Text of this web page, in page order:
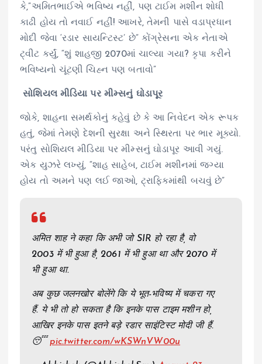
કે,”અમિતભાઈએ ભવિષ્ય નહીં, પણ ટાઈમ મશીન શોધી
કાઢી હોય તો નવાઈ નહીં! આખરે, તેમની પાસે વડાપ્રધાન
મોદી જેવા ‘રડાર સાયન્ટિસ્ટ’ છે” કોંગ્રેસના એક નેતાએ
ટ્વીટ કર્યું, “શું શાહજી 2070માં ચાલ્યા ગયા? કૃપા કરીને
ભવિષ્યનો ચૂંટણી ચિહ્ન પણ બતાવો”
સોશિયલ મીડિયા પર મીમ્સનું ઘોડાપૂર
જોકે, શાહના સમર્થકોનું કહેવું છે કે આ નિવેદન એક રૂપક
હતું, જેમાં તેમણે દેશની સુરક્ષા અને સ્થિરતા પર ભાર મૂક્યો.
પરંતુ સોશિયલ મીડિયા પર મીમ્સનું ઘોડાપૂર આવી ગયું.
એક યુઝરે લખ્યું, “શાહ સાહેબ, ટાઈમ મશીનમાં જગ્યા
હોય તો અમને પણ લઈ જાઓ, ટ્રાફિકમાંથી બચવું છે”
अमित शाह ने कहा कि अभी जो SIR हो रहा है, वो
2003 में भी हुआ है, 2061 में भी हुआ था और 2070 में
भी हुआ था.
अब कुछ जलनखोर बोलेंगे कि ये भूत-भविष्य में चकरा गए
हैं. ये भी तो हो सकता है कि इनके पास टाइम मशीन हो,
आखिर इनके पास इतने बड़े रडार साइंटिस्ट मोदी जी हैं.
😴 pic.twitter.com/wKSWnVW00u